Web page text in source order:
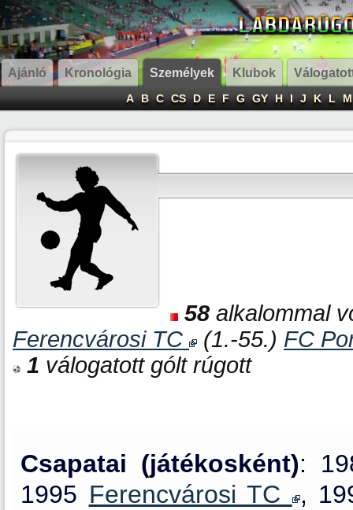
Ajánló Kronológia Személyek Klubok
A B C CS D E F G GY H I J K L M
58 alkalommal
Ferencvárosi TC
(1.-55.) FC
1 válogatott gólt rúgott
Csapatai (játékosként):
1995 Ferencvárosi TC
,